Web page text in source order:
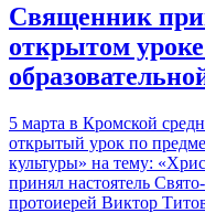
Священник
открытом
5 марта в Кромской
открытый урок по
культуры» на тему:
принял настоятель
протоиерей Виктор